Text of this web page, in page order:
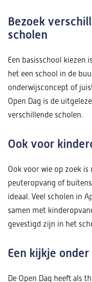
Bezoek
Een basisschool kiezen
het een school in de
onderwijsconcept of
Open Dag is de
verschillende scholen.
Ook voor
Ook voor wie op zoek is
peuteropvang of
ideaal. Veel scholen in
samen met
gevestigd zijn in het
Een kijkje onder
De Open Dag heeft als